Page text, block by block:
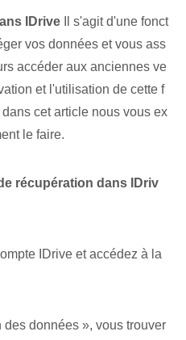
IDrive Il s'agit d'une fonct
vos données et vous ass
accéder aux anciennes ve
et l'utilisation de cette f
cet article nous vous ex
le faire.
récupération dans IDriv
IDrive et accédez à la
données », vous trouver